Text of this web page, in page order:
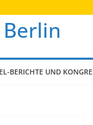
BERICHTE UND